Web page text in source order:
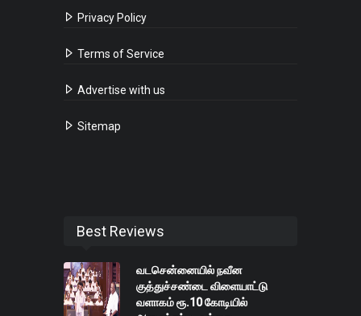
Privacy Policy
Terms of Service
Advertise with us
Sitemap
Best Reviews
வடசென்னையில் நவீன
குத்துச்சண்டை விளையாட்டு
வளாகம் ரூ.10 கோடியில்